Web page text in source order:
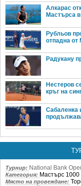
Алкарас
Мастърса
Рубльов
отпадна от
Радукану
Нестеров
кръг на
Сабаленка
Турнир: National Bank
Категория: Мастърс 1000
Място на провеждане: